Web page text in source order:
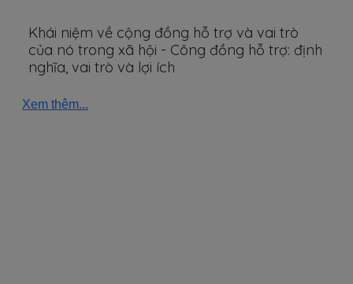
Khái niệm về cộng đồng hỗ trợ và vai trò
của nó trong xã hội - Công đồng hỗ trợ: định
nghĩa, vai trò và lợi ích
Xem thêm...